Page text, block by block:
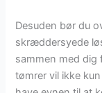
Desuden bør du
skræddersyede
sammen med dig
tømrer vil ikke